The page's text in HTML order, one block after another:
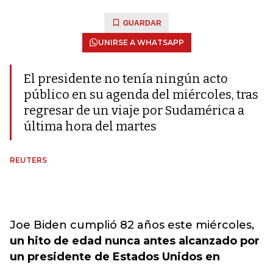
GUARDAR
UNIRSE A WHATSAPP
El presidente no tenía ningún acto
público en su agenda del miércoles, tras
regresar de un viaje por Sudamérica a
última hora del martes
REUTERS
Joe Biden cumplió 82 años este miércoles,
un hito de edad nunca antes alcanzado por
un presidente de Estados Unidos en